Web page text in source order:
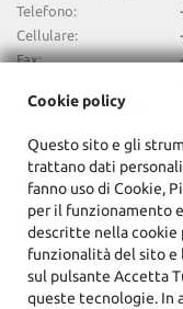
Telefono:
Cellulare:
Fax:
Indicazioni stradali
Dati fiscali:
F.Lli Lovero Automobili
Corso Tortona, 9/D,
C.F/P.IVA:10857720014
Registro delle imprese:
Cookie policy
Questo sito e gli
trattano dati
fanno uso di Cookie,
per il funzionamento
descritte nella cookie
funzionalità del sito e
sul pulsante Accetta
queste tecnologie. In